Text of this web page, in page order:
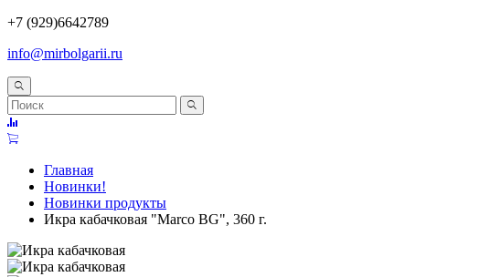
+7 (929)6642789
info@mirbolgarii.ru
Главная
Новинки!
Новинки продукты
Икра кабачковая "Marco BG", 360 г.